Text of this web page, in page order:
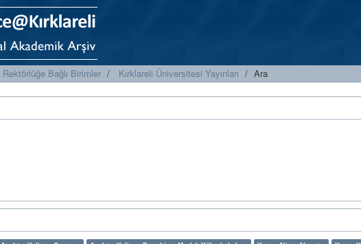
Rektörlüğe Bağlı Birimler Kırklareli Üniversitesi Yayınları Ara